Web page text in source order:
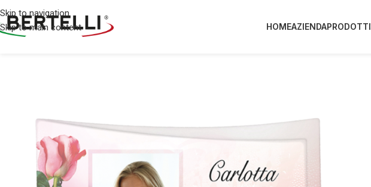
Skip to navigation
Skip to main content
HOMEAZIENDAPRODOTTI